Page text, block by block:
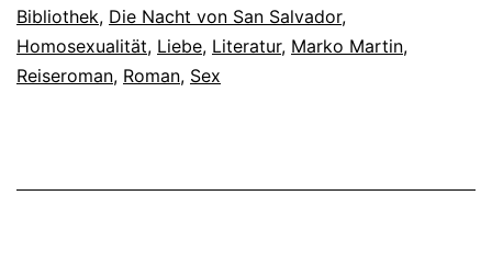
Bibliothek, Die Nacht von San Salvador,
Homosexualität, Liebe, Literatur, Marko Martin,
Reiseroman, Roman, Sex